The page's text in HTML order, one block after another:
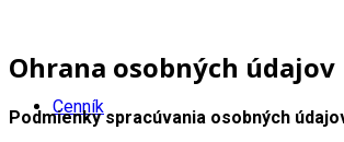
Cenník
Ohrana osobných údajov
Podmienky spracúvania osobných